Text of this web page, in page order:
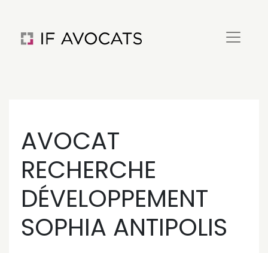
AVOCAT
RECHERCHE
DÉVELOPPEMENT
SOPHIA ANTIPOLIS